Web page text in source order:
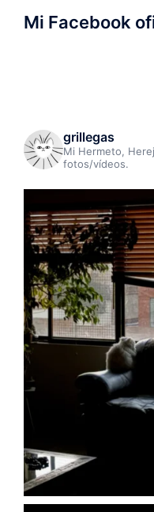
Mi Facebook
grillegas
Mi Hermeto,
fotos/vídeos.